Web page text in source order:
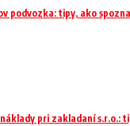
podvozka: tipy, ako
pri zakladaní s.r.o.: